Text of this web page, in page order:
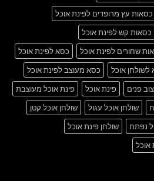
כסאות עץ מרופדים לפינת אוכל
כסאות קש לפינת אוכל
שחורים לפינת אוכל
כסא לפינת אוכל
לשולחן אוכל
כסא מעוצב לפינת אוכל
פנים פינת אוכל
פינת אוכל מעוצבת
שולחן אוכל עגול
שולחן אוכל קטן
נפתח
שולחן פינת אוכל
אוכל